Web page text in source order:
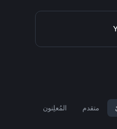
متقدم المُعلِنون